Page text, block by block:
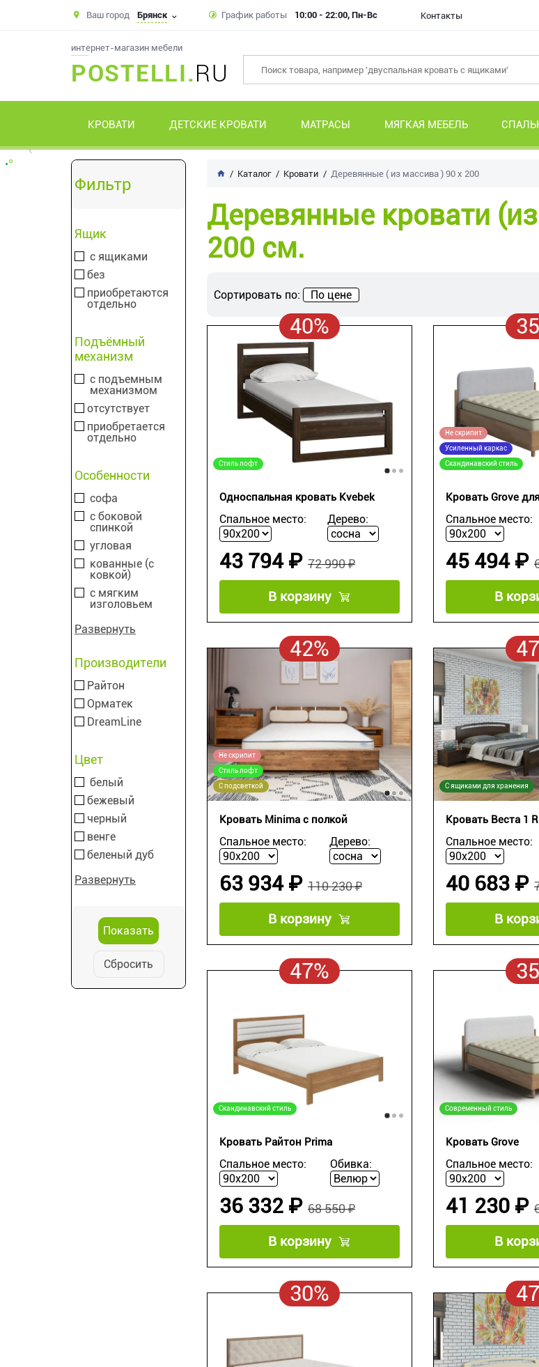
Ваш город Брянск График работы 10:00 - 22:00, Пн-Вс Контакты
интернет-магазин мебели
POSTELLI.RU
КРОВАТИ ДЕТСКИЕ КРОВАТИ МАТРАСЫ МЯГКАЯ МЕБЕЛЬ
Фильтр
Ящик
с ящиками
без
приобретаются
отдельно
Подъёмный
механизм
с подъемным
механизмом
отсутствует
приобретается
отдельно
Особенности
софа
с боковой
спинкой
угловая
кованные (с
ковкой)
с мягким
изголовьем
Развернуть
Производители
Райтон
Орматек
DreamLine
Цвет
белый
бежевый
черный
венге
беленый дуб
Развернуть
Сбросить
Каталог Кровати Деревянные ( из массива ) 90 х 200
Деревянные кровати
200 см.
Сортировать по: По цене
40%
Стиль лофт
Односпальная кровать Kvebek
Спальное место: Дерево:
72 990 ₽
43 794 ₽
В корзину
Не скрипит
Усиленный каркас
Скандинавский стиль
Кровать Grove
Спальное место:
45 494 ₽
В
42%
Не скрипит
Стиль лофт
С подсветкой
Кровать Minima с полкой
Спальное место: Дерево:
110 230 ₽
63 934 ₽
В корзину
С ящиками для хранения
Кровать Веста 1
Спальное место:
40 683 ₽
В
47%
Скандинавский стиль
Кровать Райтон Prima
Спальное место: Обивка:
68 550 ₽
36 332 ₽
В корзину
Современный стиль
Кровать Grove
Спальное место:
41 230 ₽
В
30%